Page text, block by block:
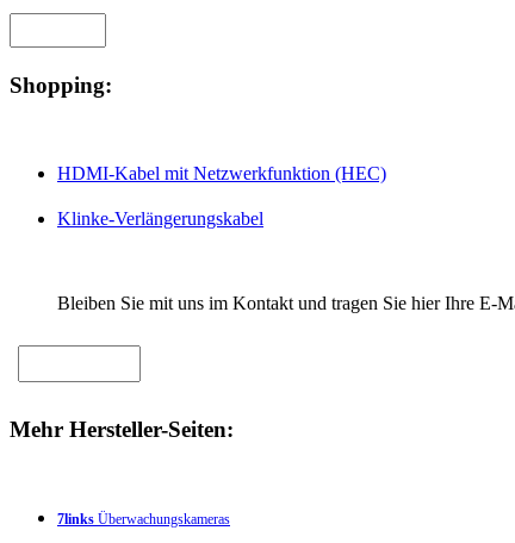
Shopping:
HDMI-Kabel mit Netzwerkfunktion (HEC)
Klinke-Verlängerungskabel
Bleiben Sie mit uns im Kontakt und tragen Sie hier Ihre E-
Mehr Hersteller-Seiten:
7links Überwachungskameras